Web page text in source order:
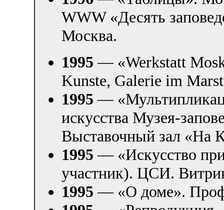
WWW «Десять
Москва.
1995 — «Werkstatt
Kunste, Galerie im
1995 —
искусства Музея-
Выставочный зал «На
1995 — «Искусство
участник). ЦСИ.
1995 — «О доме».